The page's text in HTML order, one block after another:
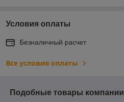
Условия оплаты
Безналичный расчет
Все условия оплаты
Подобные товары компании